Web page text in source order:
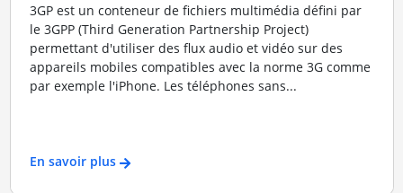
3GP est un conteneur de fichiers multimédia défini par
le 3GPP (Third Generation Partnership Project)
permettant d'utiliser des flux audio et vidéo sur des
appareils mobiles compatibles avec la norme 3G comme
par exemple l'iPhone. Les téléphones sans...
En savoir plus